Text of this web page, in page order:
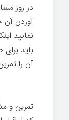
در روز
آوردن آن
نماييد
باید
آن را
تمرین و